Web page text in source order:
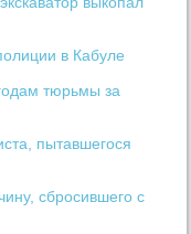
в Кабуле
тюрьмы за
пытавшегося
сбросившего с